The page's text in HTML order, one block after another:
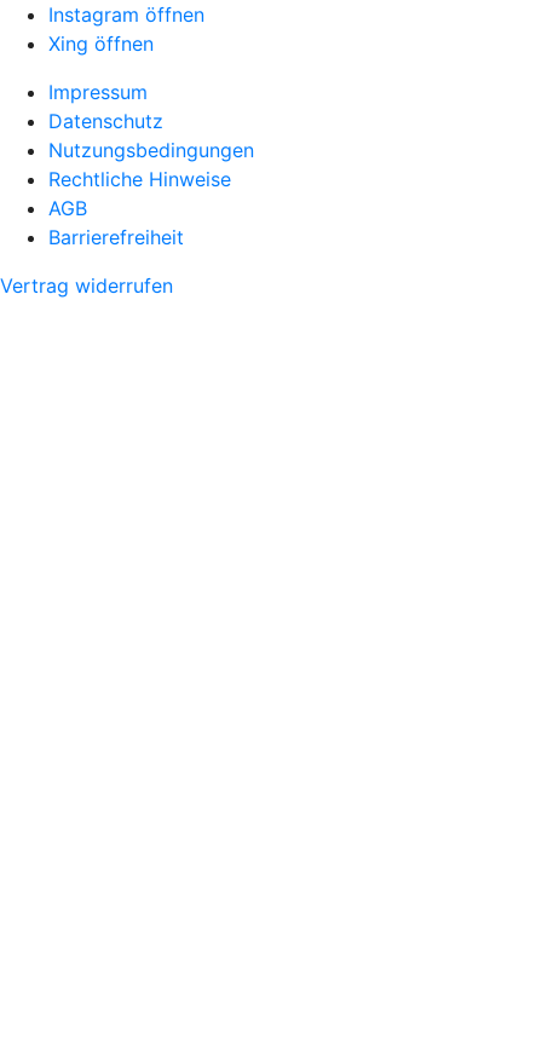
Instagram öffnen
Xing öffnen
Impressum
Datenschutz
Nutzungsbedingungen
Rechtliche Hinweise
AGB
Barrierefreiheit
Vertrag widerrufen